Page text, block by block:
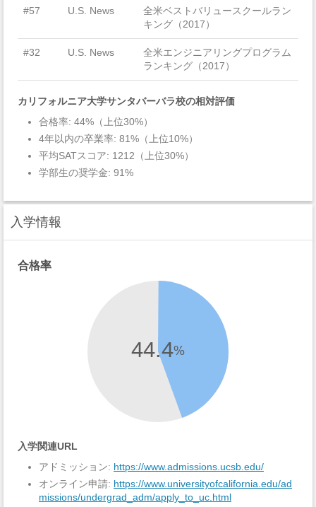
#57 U.S. News
全米ベストバリュースクールラン
キング（2017）
#32 U.S. News
全米エンジニアリングプログラム
ランキング（2017）
カリフォルニア大学サンタバーバラ校の相対評価
合格率: 44%（上位30%）
4年以内の卒業率: 81%（上位10%）
平均SATスコア: 1212（上位30%）
学部生の奨学金: 91%
入学情報
合格率
44.4%
入学関連URL
アドミッション: https://www.admissions.ucsb.edu/
オンライン申請: https://www.universityofcalifornia.edu/ad
missions/undergrad_adm/apply_to_uc.html